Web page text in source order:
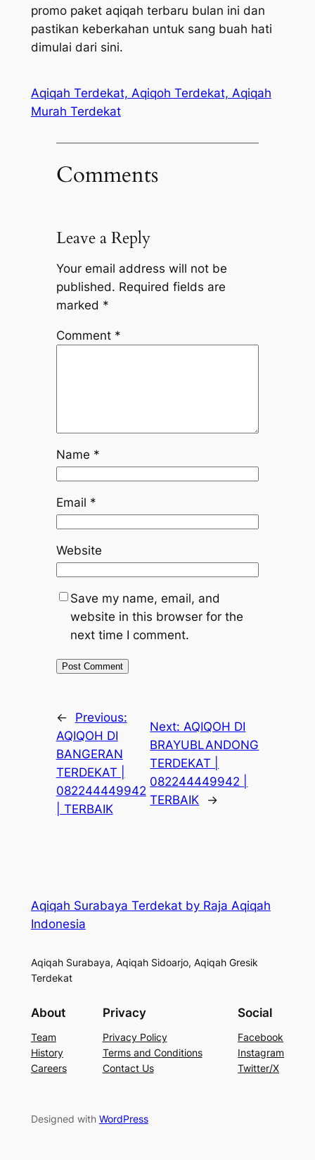
promo paket aqiqah terbaru bulan ini dan
pastikan keberkahan untuk sang buah hati
dimulai dari sini.
Aqiqah Terdekat, Aqiqoh Terdekat, Aqiqah
Murah Terdekat
Comments
Leave a Reply
Your email address will not be
published. Required fields are
marked *
Comment *
Name *
Email *
Website
Save my name, email, and
website in this browser for the
next time I comment.
←
Previous:
AQIQOH DI
BANGERAN
TERDEKAT |
082244449942
| TERBAIK
Next: AQIQOH DI
BRAYUBLANDONG
TERDEKAT |
082244449942 |
TERBAIK
→
Aqiqah Surabaya Terdekat by Raja Aqiqah
Indonesia
Aqiqah Surabaya, Aqiqah Sidoarjo, Aqiqah Gresik
Terdekat
About
Team
History
Careers
Privacy
Privacy Policy
Terms and Conditions
Contact Us
Social
Facebook
Instagram
Twitter/X
Designed with WordPress